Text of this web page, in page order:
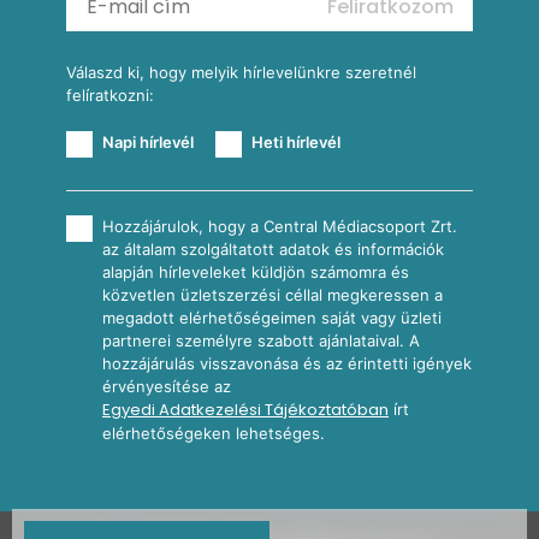
Feliratkozom
Válaszd ki, hogy melyik hírlevelünkre szeretnél
felíratkozni:
Napi hírlevél Heti hírlevél
Hozzájárulok, hogy a Central Médiacsoport Zrt.
az általam szolgáltatott adatok és információk
alapján hírleveleket küldjön számomra és
közvetlen üzletszerzési céllal megkeressen a
megadott elérhetőségeimen saját vagy üzleti
partnerei személyre szabott ajánlataival. A
hozzájárulás visszavonása és az érintetti igények
érvényesítése az
Egyedi Adatkezelési Tájékoztatóban írt
elérhetőségeken lehetséges.